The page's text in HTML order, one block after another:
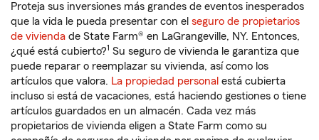
Proteja sus inversiones más grandes de eventos inesperados
que la vida le pueda presentar con el seguro de propietarios
de vivienda de State Farm® en LaGrangeville, NY. Entonces,
¿qué está cubierto?1 Su seguro de vivienda le garantiza que
puede reparar o reemplazar su vivienda, así como los
artículos que valora. La propiedad personal está cubierta
incluso si está de vacaciones, está haciendo gestiones o tiene
artículos guardados en un almacén. Cada vez más
propietarios de vivienda eligen a State Farm como su